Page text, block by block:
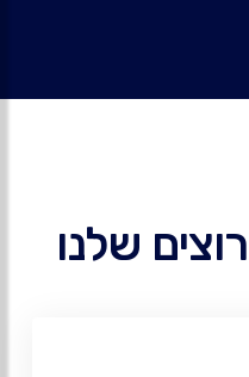
שלנו